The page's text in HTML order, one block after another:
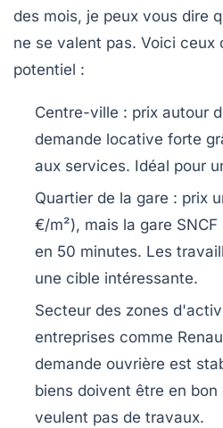
des mois, je peux vous dire
ne se valent pas. Voici ceux
potentiel :
Centre-ville : prix autour
demande locative forte
aux services. Idéal pour
Quartier de la gare : prix
€/m²), mais la gare
en 50 minutes. Les
une cible intéressante.
Secteur des zones
entreprises comme
demande ouvrière est
biens doivent être en
veulent pas de travaux.